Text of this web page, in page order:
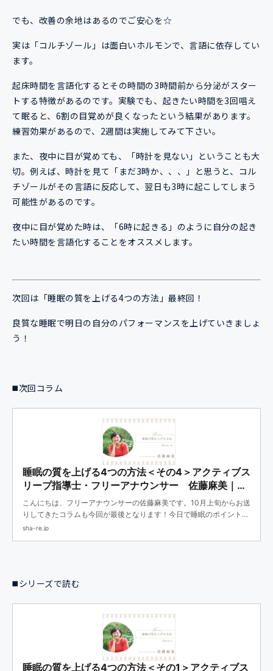
でも、改善の余地はあるのでご安心を☆
実は「コルチゾール」は面白いホルモンで、言語に依存してい
ます。
起床時間を言語化するとその時間の3時間前から分泌がスター
トする特徴があるのです。実験でも、起きたい時間を3回唱え
て眠ると、6割の目覚めが良くなったという結果があります。
練習効果があるので、2週間は実施してみて下さい。
また、夜中に目が覚めても、「時計を見ない」ということも大
切。例えば、時計を見て「まだ3時か、、、」と思うと、コル
チゾールがその言語に反応して、翌日も3時に起こしてしまう
可能性があるのです。
夜中に目が覚めた時は、「6時に起きる」のように自分の起き
たい時間を言語化することをオススメします。
次回は「睡眠の質を上げる4つの方法」最終回！
良質な睡眠で明日の自分のパフォーマンスを上げていきましょ
う！
◼️次回コラム
睡眠の質を上げる4つの方法＜その4＞アクティブス
リープ指導士・フリーアナウンサー 佐藤麻美｜
SHARE（コーポレート）
こんにちは、フリーアナウンサーの佐藤麻美です。10月上旬からお送
りしてきたコラムも今回が最後となります！今日で睡眠のポイントを
コンプリートして、快調な毎朝を迎えましょう！「睡眠の質を上げる
sha-re.jp
◼️シリーズで読む
睡眠の質を上げる4つの方法＜その1＞アクティブス